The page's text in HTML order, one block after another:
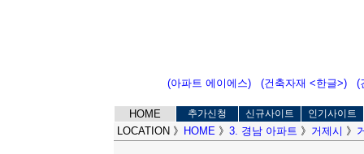
(아파트 에이에스) (건축자재 <한글>) (
HOME 추가신청 신규사이트 인기사이트
LOCATION 》 HOME 》 3. 경남 아파트 》 거제시 》